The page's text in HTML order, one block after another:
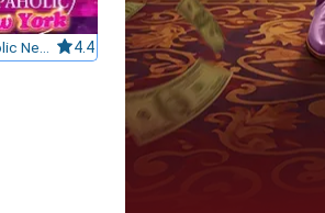
Shopaholic New York 4.4